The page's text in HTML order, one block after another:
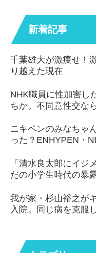
新着記事
千葉雄大が激痩せ！
り越えた現在
NHK職員に性加害し
ちか。不同意性交な
ニキペンのみなちゃ
った？ENHYPEN・
「清水良太郎にイジ
だの小学生時代の暴
我が家・杉山裕之が
入院。同じ病を克服